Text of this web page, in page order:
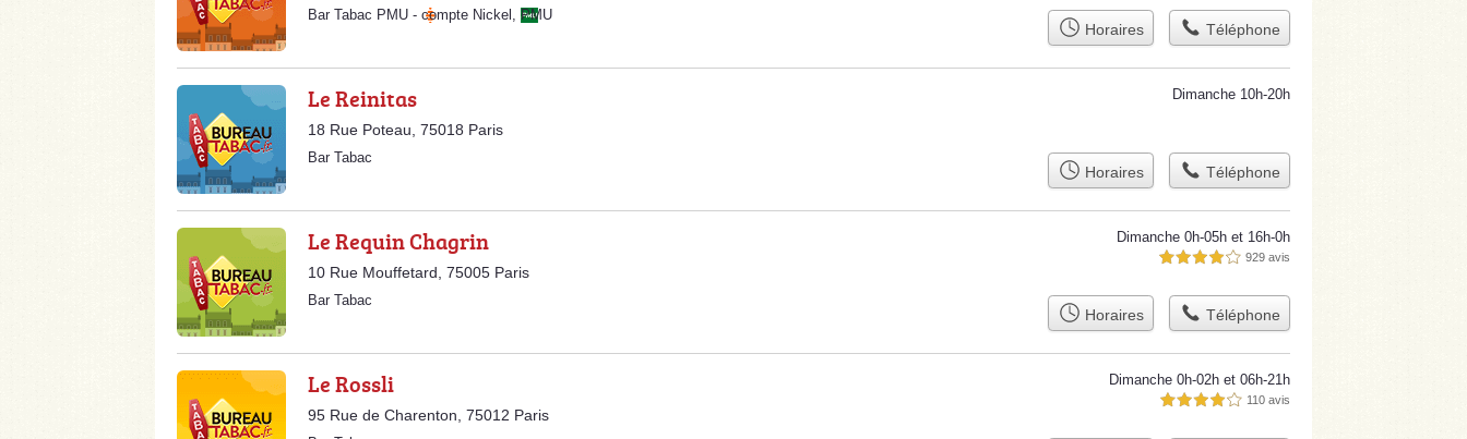
Bar Tabac PMU - compte Nickel , PMU
Horaires Téléphone
Le Reinitas
18 Rue Poteau, 75018 Paris
Dimanche 10h-20h
Bar Tabac
Horaires Téléphone
Le Requin Chagrin
10 Rue Mouffetard, 75005 Paris
Dimanche 0h-05h et 16h-0h
4,0 étoiles sur 5 929 avis
Bar Tabac
Horaires Téléphone
Le Rossli
95 Rue de Charenton, 75012 Paris
Dimanche 0h-02h et 06h-21h
4,0 étoiles sur 5 110 avis